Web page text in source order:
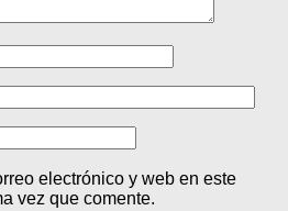
electrónico y web en este
vez que comente.